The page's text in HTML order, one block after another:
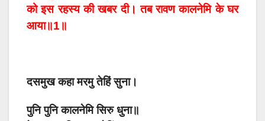
को इस रहस्य की खबर दी। तब रावण कालनेमि के घर
आया॥1॥
दसमुख कहा मरमु तेहिं सुना।
पुनि पुनि कालनेमि सिरु धुना॥